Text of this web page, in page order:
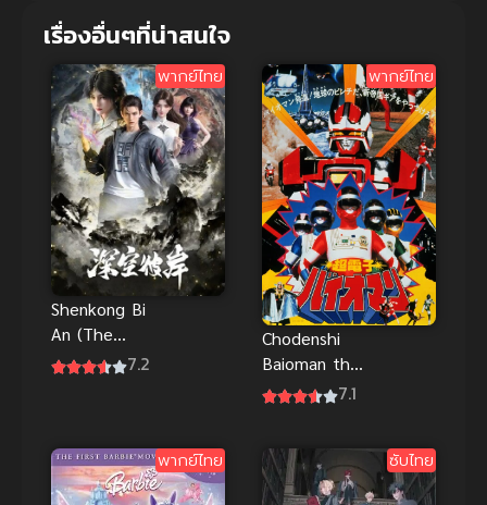
เรื่องอื่นๆที่น่าสนใจ
พากย์ไทย
Shenkong Bi
An (The
Other Side
(ซับไทย)
7.2
พากย์ไทย
Chodenshi
Baioman the
Movie
อิเล็กตรอน
พากย์ไทยจัด
7.1
พากย์ไทย ซับไทย